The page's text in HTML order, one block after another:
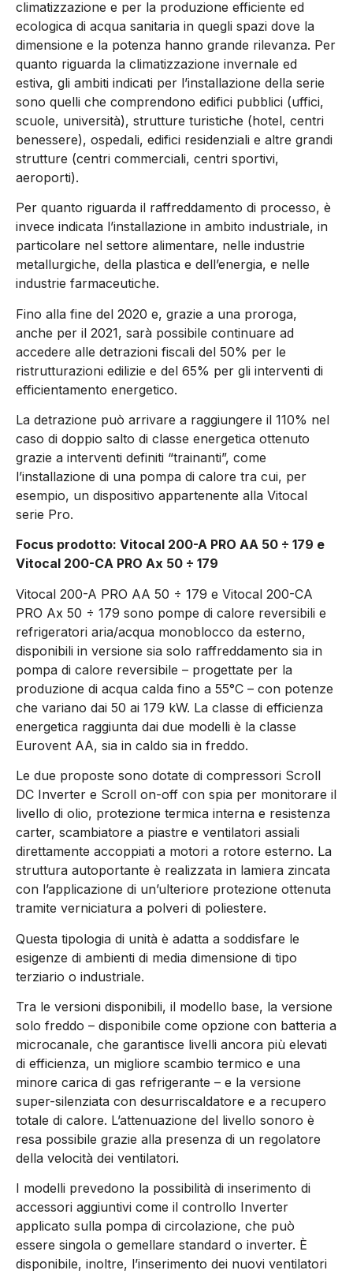
climatizzazione e per la produzione efficiente ed
ecologica di acqua sanitaria in quegli spazi dove la
dimensione e la potenza hanno grande rilevanza. Per
quanto riguarda la climatizzazione invernale ed
estiva, gli ambiti indicati per l’installazione della serie
sono quelli che comprendono edifici pubblici (uffici,
scuole, università), strutture turistiche (hotel, centri
benessere), ospedali, edifici residenziali e altre grandi
strutture (centri commerciali, centri sportivi,
aeroporti).
Per quanto riguarda il raffreddamento di processo, è
invece indicata l’installazione in ambito industriale, in
particolare nel settore alimentare, nelle industrie
metallurgiche, della plastica e dell’energia, e nelle
industrie farmaceutiche.
Fino alla fine del 2020 e, grazie a una proroga,
anche per il 2021, sarà possibile continuare ad
accedere alle detrazioni fiscali del 50% per le
ristrutturazioni edilizie e del 65% per gli interventi di
efficientamento energetico.
La detrazione può arrivare a raggiungere il 110% nel
caso di doppio salto di classe energetica ottenuto
grazie a interventi definiti “trainanti”, come
l’installazione di una pompa di calore tra cui, per
esempio, un dispositivo appartenente alla Vitocal
serie Pro.
Focus prodotto: Vitocal 200-A PRO AA 50 ÷ 179 e
Vitocal 200-CA PRO Ax 50 ÷ 179
Vitocal 200-A PRO AA 50 ÷ 179 e Vitocal 200-CA
PRO Ax 50 ÷ 179 sono pompe di calore reversibili e
refrigeratori aria/acqua monoblocco da esterno,
disponibili in versione sia solo raffreddamento sia in
pompa di calore reversibile – progettate per la
produzione di acqua calda fino a 55°C – con potenze
che variano dai 50 ai 179 kW. La classe di efficienza
energetica raggiunta dai due modelli è la classe
Eurovent AA, sia in caldo sia in freddo.
Le due proposte sono dotate di compressori Scroll
DC Inverter e Scroll on-off con spia per monitorare il
livello di olio, protezione termica interna e resistenza
carter, scambiatore a piastre e ventilatori assiali
direttamente accoppiati a motori a rotore esterno. La
struttura autoportante è realizzata in lamiera zincata
con l’applicazione di un’ulteriore protezione ottenuta
tramite verniciatura a polveri di poliestere.
Questa tipologia di unità è adatta a soddisfare le
esigenze di ambienti di media dimensione di tipo
terziario o industriale.
Tra le versioni disponibili, il modello base, la versione
solo freddo – disponibile come opzione con batteria a
microcanale, che garantisce livelli ancora più elevati
di efficienza, un migliore scambio termico e una
minore carica di gas refrigerante – e la versione
super-silenziata con desurriscaldatore e a recupero
totale di calore. L’attenuazione del livello sonoro è
resa possibile grazie alla presenza di un regolatore
della velocità dei ventilatori.
I modelli prevedono la possibilità di inserimento di
accessori aggiuntivi come il controllo Inverter
applicato sulla pompa di circolazione, che può
essere singola o gemellare standard o inverter. È
disponibile, inoltre, l’inserimento dei nuovi ventilatori